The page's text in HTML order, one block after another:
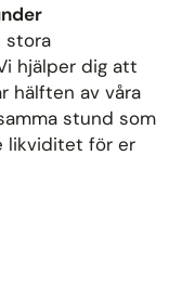
stora
hjälper dig att
hälften av våra
stund som
likviditet för er